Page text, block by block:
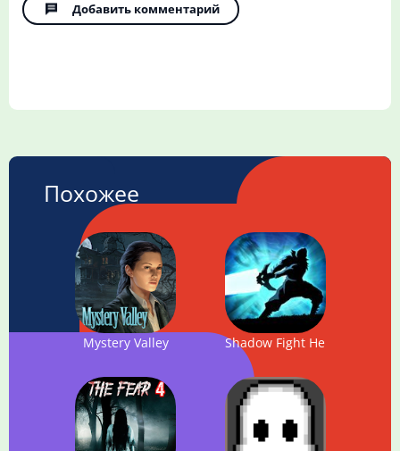
Добавить комментарий
Похожее
Mystery Valley Shadow Fight Heroes - Dark